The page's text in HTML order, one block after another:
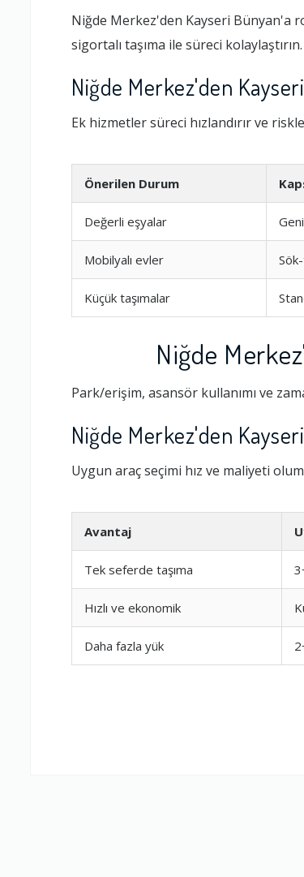
Niğde Merkez'den Kayseri Bünyan'a
sigortalı taşıma ile süreci kolaylaştırın.
Niğde Merkez'den
Ek hizmetler süreci hızlandırır ve
Önerilen Durum
Değerli eşyalar
Mobilyalı evler
Küçük taşımalar
Niğde
Park/erişim, asansör kullanımı ve
Niğde Merkez'den
Uygun araç seçimi hız ve maliyeti
Avantaj
Tek seferde taşıma
Hızlı ve ekonomik
Daha fazla yük